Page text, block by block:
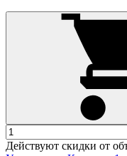
Действуют скидки от